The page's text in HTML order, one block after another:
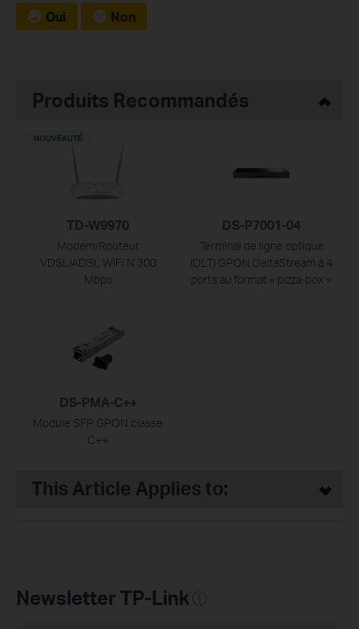
Oui Non
Produits Recommandés
TD-W9970
Modem/Routeur
VDSL/ADSL WiFi N 300
Mbps
NOUVEAUTÉ
DS-P7001-04
Terminal de ligne optique
(OLT) GPON DeltaStream à 4
ports au format « pizza-box »
DS-PMA-C++
Module SFP GPON classe
C++
This Article Applies to:
Newsletter TP-Link